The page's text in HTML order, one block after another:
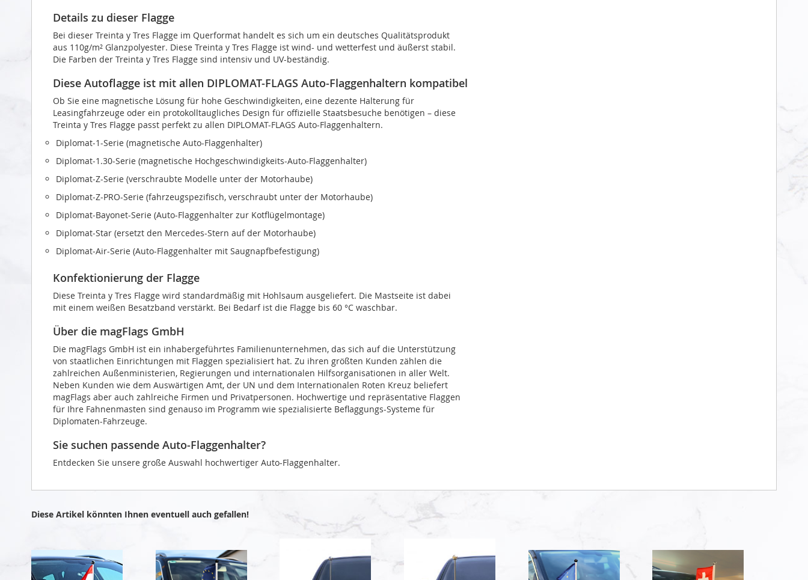
Details zu dieser Flagge
Bei dieser Treinta y Tres Flagge im Querformat handelt es sich um ein deutsches Qualitätsprodukt
aus 110g/m² Glanzpolyester. Diese Treinta y Tres Flagge ist wind- und wetterfest und äußerst stabil.
Die Farben der Treinta y Tres Flagge sind intensiv und UV-beständig.
Diese Autoflagge ist mit allen DIPLOMAT-FLAGS Auto-Flaggenhaltern kompatibel
Ob Sie eine magnetische Lösung für hohe Geschwindigkeiten, eine dezente Halterung für
Leasingfahrzeuge oder ein protokolltaugliches Design für offizielle Staatsbesuche benötigen – diese
Treinta y Tres Flagge passt perfekt zu allen DIPLOMAT-FLAGS Auto-Flaggenhaltern.
Diplomat‑1-Serie (magnetische Auto-Flaggenhalter)
Diplomat‑1.30-Serie (magnetische Hochgeschwindigkeits-Auto-Flaggenhalter)
Diplomat‑Z-Serie (verschraubte Modelle unter der Motorhaube)
Diplomat‑Z‑PRO-Serie (fahrzeugspezifisch, verschraubt unter der Motorhaube)
Diplomat‑Bayonet-Serie (Auto-Flaggenhalter zur Kotflügelmontage)
Diplomat‑Star (ersetzt den Mercedes-Stern auf der Motorhaube)
Diplomat‑Air-Serie (Auto-Flaggenhalter mit Saugnapfbefestigung)
Konfektionierung der Flagge
Diese Treinta y Tres Flagge wird standardmäßig mit Hohlsaum ausgeliefert. Die Mastseite ist dabei
mit einem weißen Besatzband verstärkt. Bei Bedarf ist die Flagge bis 60 °C waschbar.
Über die magFlags GmbH
Die magFlags GmbH ist ein inhabergeführtes Familienunternehmen, das sich auf die Unterstützung
von staatlichen Einrichtungen mit Flaggen spezialisiert hat. Zu ihren größten Kunden zählen die
zahlreichen Außenministerien, Regierungen und internationalen Hilfsorganisationen in aller Welt.
Neben Kunden wie dem Auswärtigen Amt, der UN und dem Internationalen Roten Kreuz beliefert
magFlags aber auch zahlreiche Firmen und Privatpersonen. Hochwertige und repräsentative Flaggen
für Ihre Fahnenmasten sind genauso im Programm wie spezialisierte Beflaggungs-Systeme für
Diplomaten-Fahrzeuge.
Sie suchen passende Auto-Flaggenhalter?
Entdecken Sie unsere große Auswahl hochwertiger Auto-Flaggenhalter.
Diese Artikel könnten Ihnen eventuell auch gefallen!